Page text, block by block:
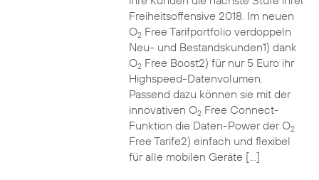
Freiheitsoffensive 2018. Im neuen
O2Free Tarifportfolio verdoppeln
Neu- und Bestandskunden1) dank
O2Free Boost2) für nur 5 Euro ihr
Highspeed-Datenvolumen.
Passend dazu können sie mit der
innovativen O2Free Connect-
Funktion die Daten-Power der O2
Free Tarife2) einfach und flexibel
für alle mobilen Geräte […]